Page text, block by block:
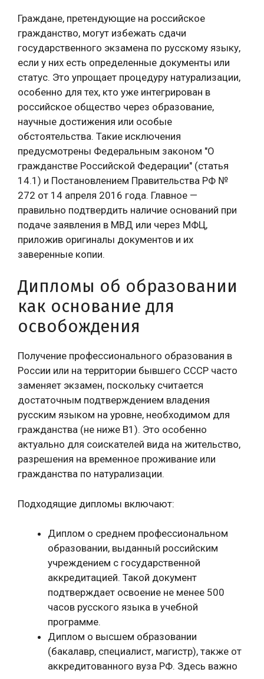
Граждане, претендующие на российское
гражданство, могут избежать сдачи
государственного экзамена по русскому языку,
если у них есть определенные документы или
статус. Это упрощает процедуру натурализации,
особенно для тех, кто уже интегрирован в
российское общество через образование,
научные достижения или особые
обстоятельства. Такие исключения
предусмотрены Федеральным законом "О
гражданстве Российской Федерации" (статья
14.1) и Постановлением Правительства РФ №
272 от 14 апреля 2016 года. Главное —
правильно подтвердить наличие оснований при
подаче заявления в МВД или через МФЦ,
приложив оригиналы документов и их
заверенные копии.
Дипломы об образовании
как основание для
освобождения
Получение профессионального образования в
России или на территории бывшего СССР часто
заменяет экзамен, поскольку считается
достаточным подтверждением владения
русским языком на уровне, необходимом для
гражданства (не ниже B1). Это особенно
актуально для соискателей вида на жительство,
разрешения на временное проживание или
гражданства по натурализации.
Подходящие дипломы включают:
Диплом о среднем профессиональном
образовании, выданный российским
учреждением с государственной
аккредитацией. Такой документ
подтверждает освоение не менее 500
часов русского языка в учебной
программе.
Диплом о высшем образовании
(бакалавр, специалист, магистр), также от
аккредитованного вуза РФ. Здесь важно